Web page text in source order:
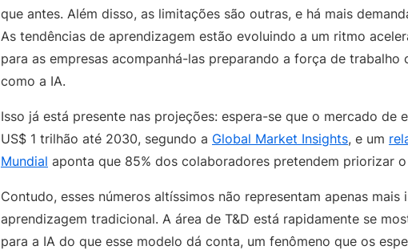
que antes. Além disso, as limitações são outras, e há mais
As tendências de aprendizagem estão evoluindo a um ritmo
para as empresas acompanhá-las preparando a força de trabalho
como a IA.
Isso já está presente nas projeções: espera-se que o mercado de
US$ 1 trilhão até 2030, segundo a Global Market Insights, e um
Mundial aponta que 85% dos colaboradores pretendem priorizar
Contudo, esses números altíssimos não representam apenas
aprendizagem tradicional. A área de T&D está rapidamente se
para a IA do que esse modelo dá conta, um fenômeno que os